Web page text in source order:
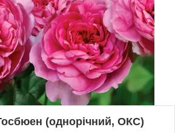
(однорічний, ОКС)